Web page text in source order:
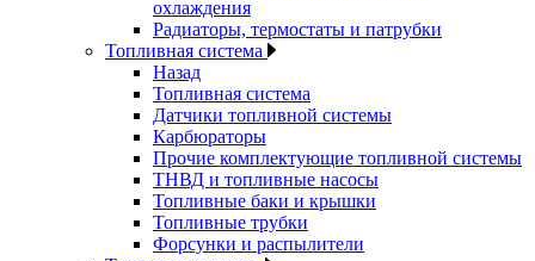
охлаждения
Радиаторы, термостаты и патрубки
Топливная система
Назад
Топливная система
Датчики топливной системы
Карбюраторы
Прочие комплектующие топливной системы
ТНВД и топливные насосы
Топливные баки и крышки
Топливные трубки
Форсунки и распылители